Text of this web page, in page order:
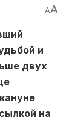
AA
и
двух
на